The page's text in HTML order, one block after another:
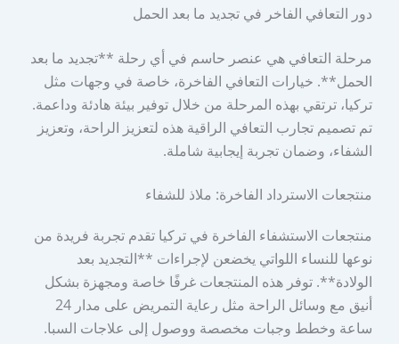
دور التعافي الفاخر في تجديد ما بعد الحمل
مرحلة التعافي هي عنصر حاسم في أي رحلة **تجديد ما بعد
الحمل**. خيارات التعافي الفاخرة، خاصة في وجهات مثل
تركيا، ترتقي بهذه المرحلة من خلال توفير بيئة هادئة وداعمة.
تم تصميم تجارب التعافي الراقية هذه لتعزيز الراحة، وتعزيز
الشفاء، وضمان تجربة إيجابية شاملة.
منتجعات الاسترداد الفاخرة: ملاذ للشفاء
منتجعات الاستشفاء الفاخرة في تركيا تقدم تجربة فريدة من
نوعها للنساء اللواتي يخضعن لإجراءات **التجديد بعد
الولادة**. توفر هذه المنتجعات غرفًا خاصة ومجهزة بشكل
أنيق مع وسائل الراحة مثل رعاية التمريض على مدار 24
ساعة وخطط وجبات مخصصة ووصول إلى علاجات السبا.